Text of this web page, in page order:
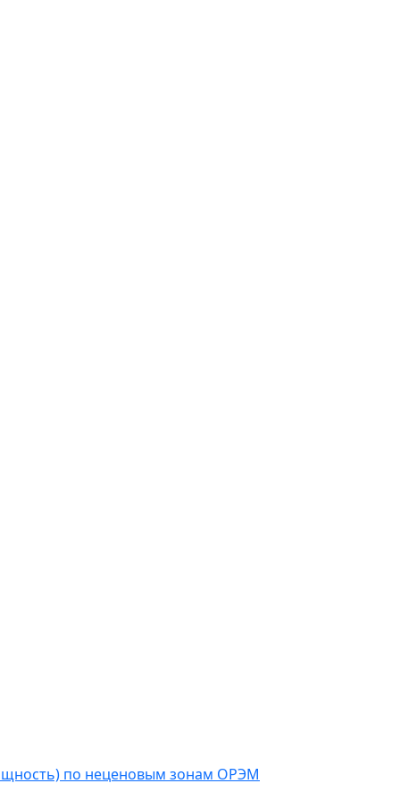
по неценовым зонам ОРЭМ